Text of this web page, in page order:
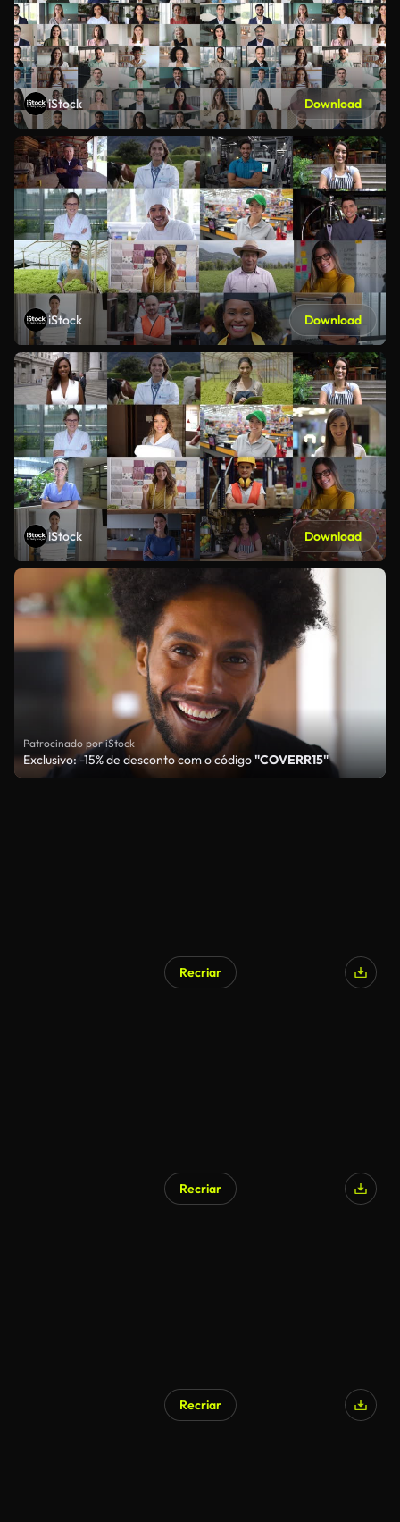
iStock Download
iStock Download
iStock Download
Patrocinado por iStock
Exclusivo: -15% de desconto com o código"COVERR15"
Recriar
Recriar
Recriar